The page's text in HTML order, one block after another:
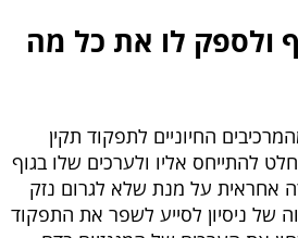
ולספק לו את כל מה
החיוניים לתפקוד תקין
להתייחס אליו ולערכים שלו בגוף
אחראית על מנת שלא לגרום נזק
של ניסיון לסייע לשפר את התפקוד